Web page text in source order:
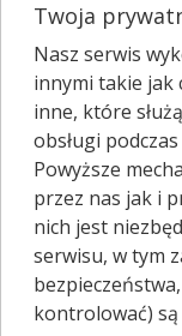
Sprawdź, które
posiadają Twój
Wpisz nazwę leku
W Miejskiej Górce są3
Wybierz typ aptek
Twoja
Nasz serwis
innymi takie jak
inne, które
obsługi
Powyższe
przez nas jak i
nich jest
serwisu, w tym
kontrolować)